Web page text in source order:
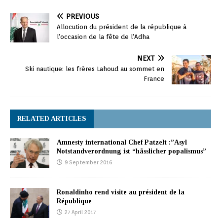
PREVIOUS
Allocution du président de la république à
l’occasion de la fête de l’Adha
NEXT
Ski nautique: les frères Lahoud au sommet en
France
RELATED ARTICLES
Amnesty international Chef Patzelt :”Asyl
Notstandverordnung ist “hässlicher popalismus”
9 September 2016
Ronaldinho rend visite au président de la
République
27 April 2017